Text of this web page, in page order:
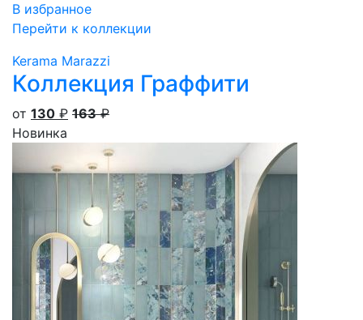
В избранное
Перейти к коллекции
Kerama Marazzi
Коллекция Граффити
от 130 ₽ 163₽
Новинка